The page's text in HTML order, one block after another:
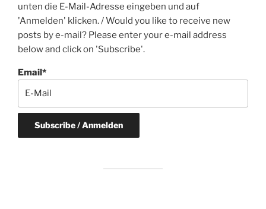
unten die E-Mail-Adresse eingeben und auf
'Anmelden' klicken. / Would you like to receive new
posts by e-mail? Please enter your e-mail address
below and click on 'Subscribe'.
Email*